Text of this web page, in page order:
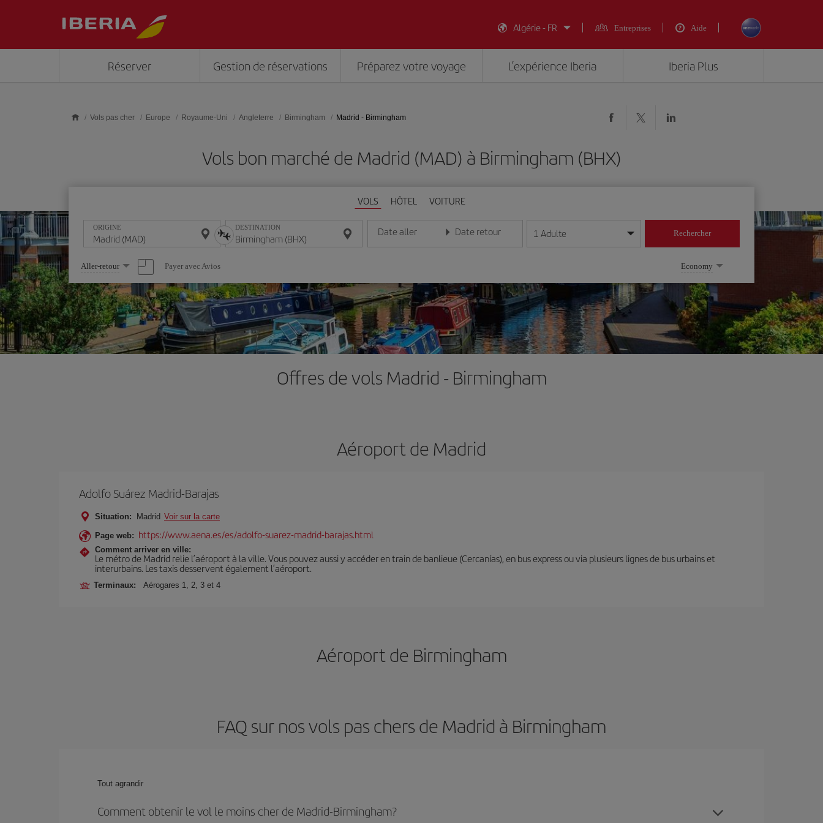
Algérie - FR
Entreprises Aide
Réserver Gestion de réservations Préparez votre voyage L’expérience Iberia Iberia Plus
Vols pas cher Europe Royaume-Uni Angleterre Birmingham Madrid - Birmingham
Vols bon marché de Madrid (MAD) à Birmingham (BHX)
VOLS HÔTEL VOITURE
ORIGINE DESTINATION Date aller
Entrez la date au format jour/mois/année
Date retour
Entrez la date au format jour/mois/année
1 Adulte Rechercher
Sélectionnez
une
option
Aller-retour Payer avec Avios Economy
Offres de vols Madrid - Birmingham
Aéroport de Madrid
Adolfo Suárez Madrid-Barajas
Situation: Madrid Voir sur la carte
Page web: https://www.aena.es/es/adolfo-suarez-madrid-barajas.html
Comment arriver en ville:
Le métro de Madrid relie l’aéroport à la ville. Vous pouvez aussi y accéder en train de banlieue (Cercanías), en bus express ou via plusieurs lignes de bus urbains et
interurbains. Les taxis desservent également l’aéroport.
Terminaux: Aérogares 1, 2, 3 et 4
Aéroport de Birmingham
FAQ sur nos vols pas chers de Madrid à Birmingham
Tout agrandir
Comment obtenir le vol le moins cher de Madrid-Birmingham?